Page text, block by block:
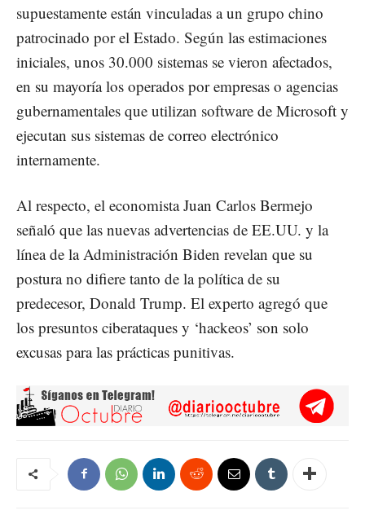
supuestamente están vinculadas a un grupo chino
patrocinado por el Estado. Según las estimaciones
iniciales, unos 30.000 sistemas se vieron afectados,
en su mayoría los operados por empresas o agencias
gubernamentales que utilizan software de Microsoft y
ejecutan sus sistemas de correo electrónico
internamente.
Al respecto, el economista Juan Carlos Bermejo
señaló que las nuevas advertencias de EE.UU. y la
línea de la Administración Biden revelan que su
postura no difiere tanto de la política de su
predecesor, Donald Trump. El experto agregó que
los presuntos ciberataques y ‘hackeos’ son solo
excusas para las prácticas punitivas.